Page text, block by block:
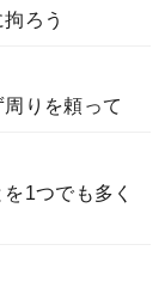
ろう
りを頼って
1つでも多く